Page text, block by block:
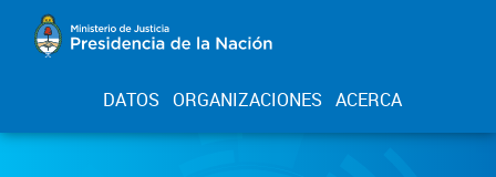
DATOS ORGANIZACIONES ACERCA